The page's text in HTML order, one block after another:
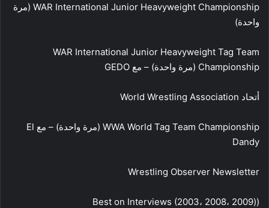
WAR International Junior Heavyweight Championship (مرة
واحدة)
WAR International Junior Heavyweight Tag Team
Championship (مرة واحدة) – مع GEDO
أتحاد World Wrestling Association
WWA World Tag Team Championship (مرة واحدة) – مع El
Dandy
Wrestling Observer Newsletter
(Best on Interviews (2003، 2008، 2009)